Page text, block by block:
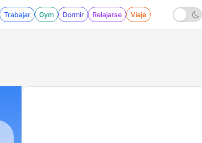
Trabajar Gym Dormir Relajarse Viaje